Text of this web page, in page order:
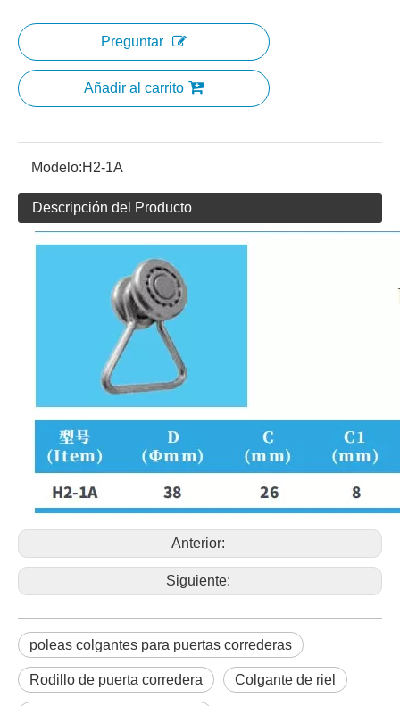
Preguntar
Añadir al carrito
Modelo:H2-1A
Descripción del Producto
Anterior:
Siguiente:
poleas colgantes para puertas correderas
Rodillo de puerta corredera Colgante de riel